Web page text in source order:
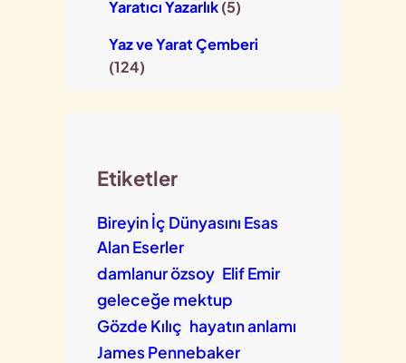
Yaratıcı Yazarlık(5)
Yaz ve Yarat Çemberi
(124)
Etiketler
Bireyin İç Dünyasını Esas
Alan Eserler
damlanur özsoy Elif Emir
geleceğe mektup
Gözde Kılıç hayatın anlamı
James Pennebaker